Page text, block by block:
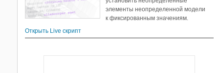
элементы неопределенной модели
к фиксированным значениям.
Открыть Live скрипт